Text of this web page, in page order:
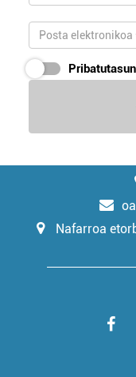
Nafarroa